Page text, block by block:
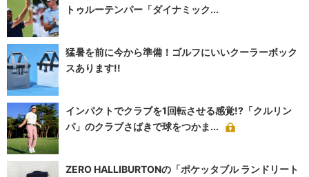
トゥルーテンパー「ダイナミック...
猛暑を前に今から準備！ゴルフにいいクーラーボック
スあります!!
インパクトでクラブを1回転させる感覚!?「クルリン
パ」のクラブさばきで球をつかま...
ZERO HALLIBURTONの「ポケッタブル ランドリート